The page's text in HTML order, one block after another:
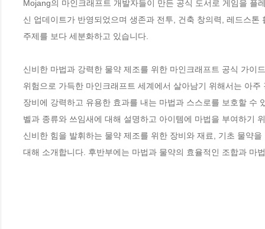
Mojang의 마인크래프트 개발자들이 만든 공식 도서로 게임을
신 업데이트가 반영되었으며 생존과 전투, 건축 창의력, 레드스
주제를 보다 세분화하고 있습니다.
신비한 마법과 강력한 물약 제조를 위한 마인크래프트 공식 가이
위험으로 가득한 마인크래프트 세계에서 살아남기 위해서는 아
장비에 강력하고 유용한 효과를 내는 마법과 스스로를 보호할 수
벨과 종류와 쓰임새에 대해 설명하고 아이템에 마법을 부여하기
신비한 힘을 발휘하는 물약 제조를 위한 장비와 재료, 기초 물약
대해 소개합니다. 후반부에는 마법과 물약의 효율적인 조합과 마